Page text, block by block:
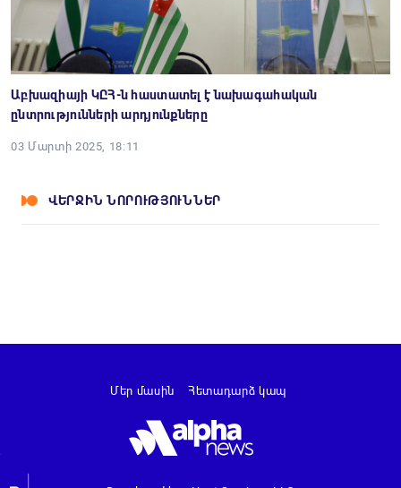
Աբխազիայի ԿԸՀ-ն հաստատել է նախագահական
ընտրությունների արդյունքները
03 Մարտի 2025, 18:11
ՎԵՐՋԻՆ ՆՈՐՈՒԹՅՈՒՆՆԵՐ
Մեր մասին Հետադարձ կապ